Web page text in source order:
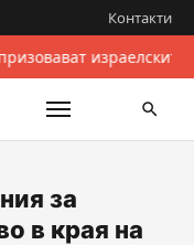
Контакти
за
в края на